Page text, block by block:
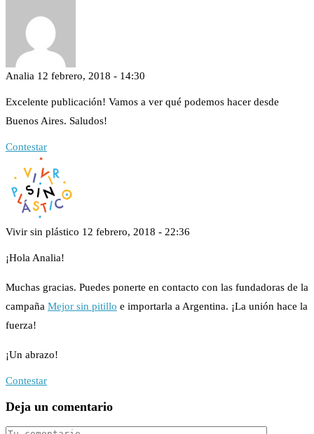
Analia 12 febrero, 2018 - 14:30
Excelente publicación! Vamos a ver qué podemos hacer desde
Buenos Aires. Saludos!
Contestar
Vivir sin plástico 12 febrero, 2018 - 22:36
¡Hola Analia!
Muchas gracias. Puedes ponerte en contacto con las fundadoras de la
campaña Mejor sin pitillo e importarla a Argentina. ¡La unión hace la
fuerza!
¡Un abrazo!
Contestar
Deja un comentario